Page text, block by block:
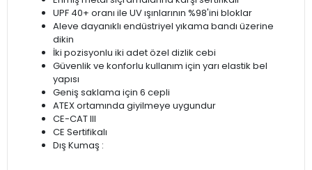
UPF 40+ oranı ile UV ışınlarının %98'ini bloklar
Aleve dayanıklı endüstriyel yıkama bandı üzerine
dikin
İki pozisyonlu iki adet özel dizlik cebi
Güvenlik ve konforlu kullanım için yarı elastik bel
yapısı
Geniş saklama için 6 cepli
ATEX ortamında giyilmeye uygundur
CE-CAT III
CE Sertifikalı
Dış Kumaş :